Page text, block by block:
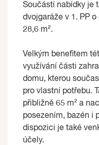
Součástí nabídky je
dvojgaráže v 1. PP
28,6 m².
Velkým benefitem
využívání části
domu, kterou
pro vlastní potřebu.
přibližně 65 m² a
posezením, bazén i
dispozici je také
účely.